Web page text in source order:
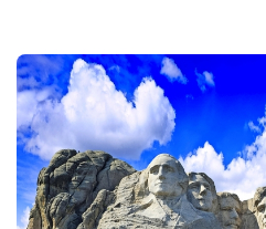
Neu